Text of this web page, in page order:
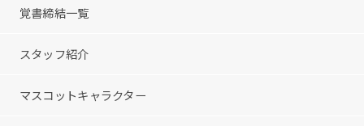
覚書締結一覧
スタッフ紹介
マスコットキャラクター